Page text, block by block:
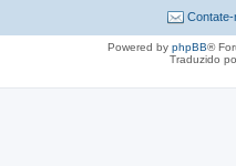
Contate-
Powered by phpBB®
Traduzido